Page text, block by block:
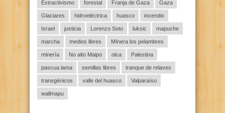
Extractivismo forestal Franja de Gaza Gaza
Glaciares hidroeléctrica huasco incendio
Israel justicia Lorenzo Soto luksic mapuche
marcha medios libres MInera los pelambres
minería No alto Maipo olca Palestina
pascua lama semillas libres tranque de relaves
transgénicos valle del huasco Valparaíso
wallmapu